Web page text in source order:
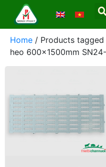
Home / Products tagged
heo 600x1500mm